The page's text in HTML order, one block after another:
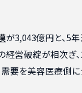
が3,043億円と、5
経営破綻が相次
要を美容医療側に